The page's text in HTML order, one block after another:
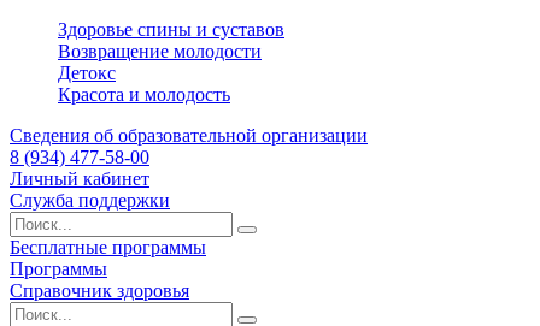
Здоровье спины и суставов
Возвращение молодости
Детокс
Красота и молодость
Сведения об образовательной организации
8 (934) 477-58-00
Личный кабинет
Служба поддержки
Бесплатные программы
Программы
Справочник здоровья